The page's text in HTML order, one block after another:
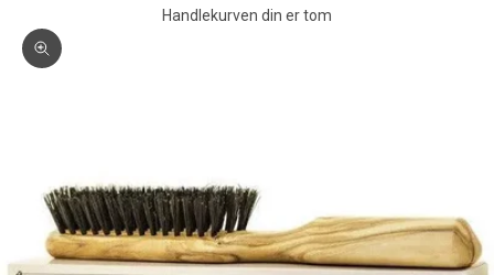
Handlekurven din er tom
Forstørr